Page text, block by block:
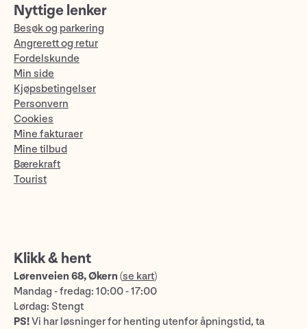
Nyttige lenker
Besøk og parkering
Angrerett og retur
Fordelskunde
Min side
Kjøpsbetingelser
Personvern
Cookies
Mine fakturaer
Mine tilbud
Bærekraft
Tourist
Klikk & hent
Lørenveien 68, Økern (se kart)
Mandag - fredag: 10:00 - 17:00
Lørdag: Stengt
PS!Vi har løsninger for henting utenfor åpningstid, ta